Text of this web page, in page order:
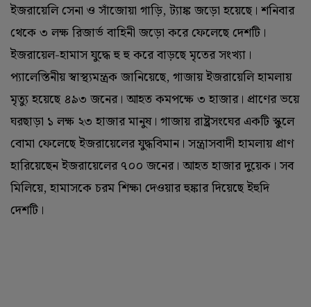
ইজরায়েলি সেনা ও সাঁজোয়া গাড়ি, ট্যাঙ্ক জড়ো হয়েছে। শনিবার
থেকে ৩ লক্ষ রিজার্ভ বাহিনী জড়ো করে ফেলেছে দেশটি।
ইজরায়েল-হামাস যুদ্ধে হু হু করে বাড়ছে মৃতের সংখ্যা।
প্যালেস্তিনীয় স্বাস্থ্যমন্ত্রক জানিয়েছে, গাজায় ইজরায়েলি হামলায়
মৃত্যু হয়েছে ৪৯৩ জনের। আহত কমপক্ষে ৩ হাজার। প্রাণের ভয়ে
ঘরছাড়া ১ লক্ষ ২৩ হাজার মানুষ। গাজায় রাষ্ট্রসংঘের একটি স্কুলে
বোমা ফেলেছে ইজরায়েলের যুদ্ধবিমান। সন্ত্রাসবাদী হামলায় প্রাণ
হারিয়েছেন ইজরায়েলের ৭০০ জনের। আহত হাজার দুয়েক। সব
মিলিয়ে, হামাসকে চরম শিক্ষা দেওয়ার হুঙ্কার দিয়েছে ইহুদি
দেশটি।